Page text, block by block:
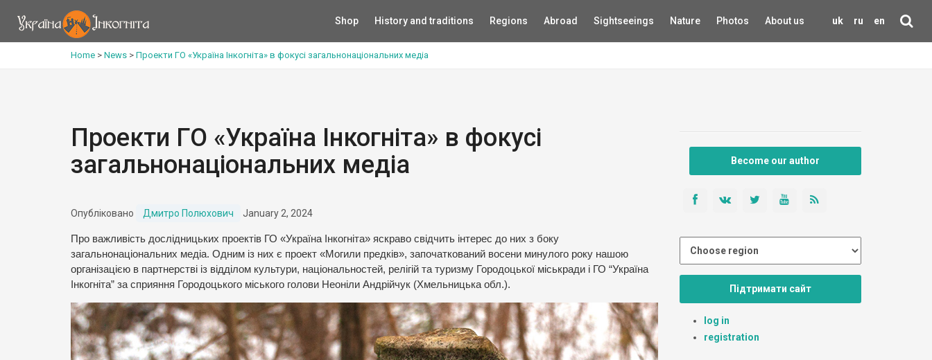
uk ru en
Shop History and traditions Regions Abroad Sightseeings Nature Photos About us
Home > News > Проекти ГО «Україна Інкогніта» в фокусі загальнонаціональних медіа
Проекти ГО «Україна Інкогніта» в фокусі
загальнонаціональних медіа
Опубліковано Дмитро Полюхович January 2, 2024
Про важливість дослідницьких проектів ГО «Україна Інкогніта» яскраво свідчить інтерес до них з боку
загальнонаціональних медіа. Одним із них є проект «Могили предків», започаткований восени минулого року нашою
організацією в партнерстві із відділом культури, національностей, релігій та туризму Городоцької міськради і ГО “Україна
Інкогніта” за сприяння Городоцького міського голови Неоніли Андрійчук (Хмельницька обл.).
Become our author
Підтримати сайт
log in
registration